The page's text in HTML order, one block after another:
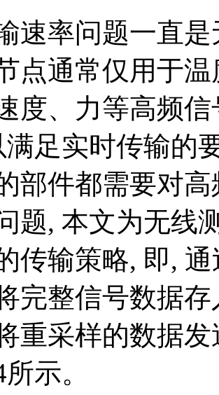
速率问题一直
点通常仅用于
度、力等高频
满足实时传输的
部件都需要对
题, 本文为无线
传输策略, 即,
完整信号数据
重采样的数据
示。